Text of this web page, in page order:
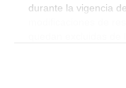
durante la vigencia